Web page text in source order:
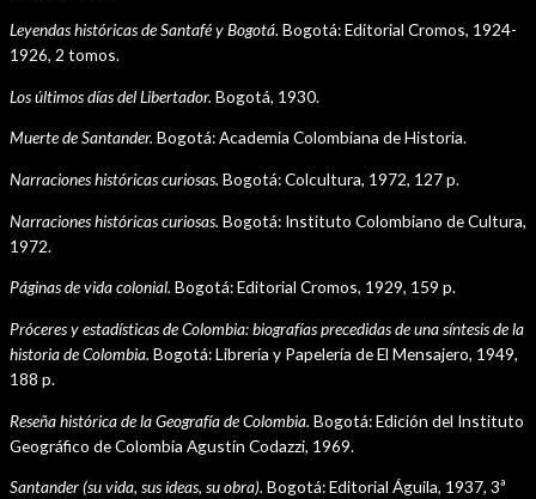
Leyendas históricas de Santafé y Bogotá. Bogotá: Editorial Cromos, 1924-
1926, 2 tomos.
Los últimos días del Libertador. Bogotá, 1930.
Muerte de Santander. Bogotá: Academia Colombiana de Historia.
Narraciones históricas curiosas. Bogotá: Colcultura, 1972, 127 p.
Narraciones históricas curiosas. Bogotá: Instituto Colombiano de Cultura,
1972.
Páginas de vida colonial. Bogotá: Editorial Cromos, 1929, 159 p.
Próceres y estadísticas de Colombia: biografías precedidas de una síntesis de la
historia de Colombia. Bogotá: Librería y Papelería de El Mensajero, 1949,
188 p.
Reseña histórica de la Geografía de Colombia. Bogotá: Edición del Instituto
Geográfico de Colombia Agustín Codazzi, 1969.
Santander (su vida, sus ideas, su obra). Bogotá: Editorial Águila, 1937, 3ª